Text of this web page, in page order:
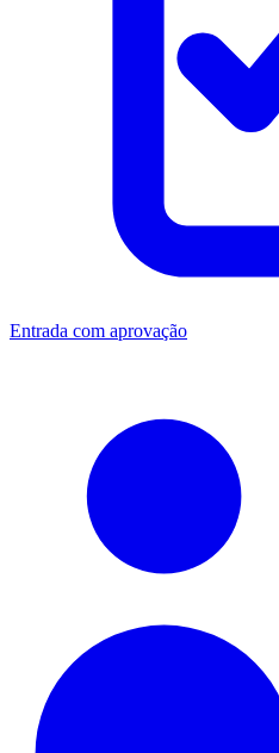
Entrada com aprovação